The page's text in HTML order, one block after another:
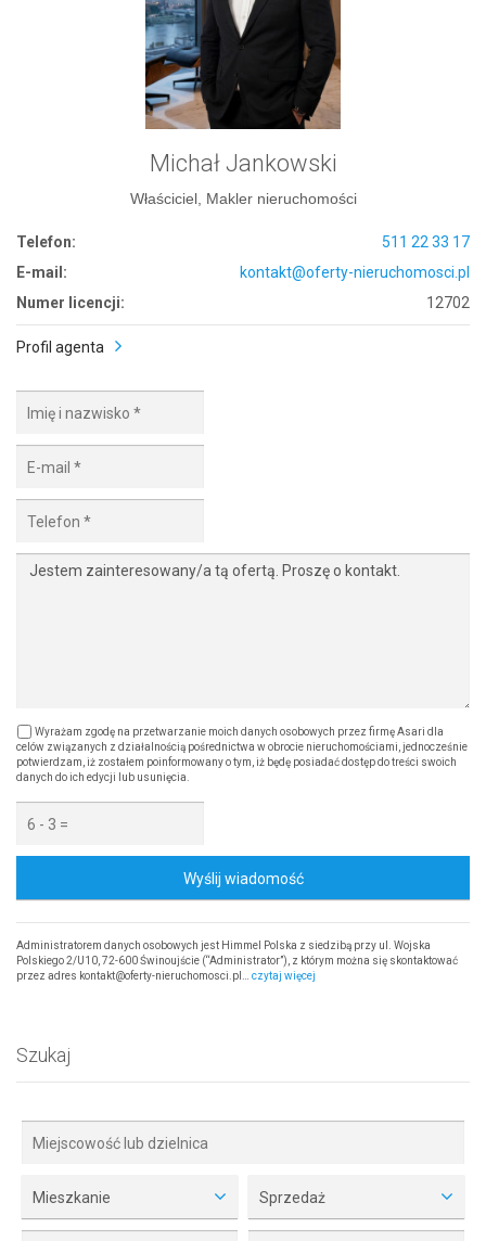
Michał Jankowski
Właściciel, Makler nieruchomości
Telefon:
511 22 33 17
E-mail:
kontakt@oferty-nieruchomosci.pl
Numer licencji:
12702
Profil agenta
Wyrażam zgodę na przetwarzanie moich danych osobowych przez firmę Asari dla
celów związanych z działalnością pośrednictwa w obrocie nieruchomościami, jednocześnie
potwierdzam, iż zostałem poinformowany o tym, iż będę posiadać dostęp do treści swoich
danych do ich edycji lub usunięcia.
Wyślij wiadomość
Administratorem danych osobowych jest Himmel Polska z siedzibą przy ul. Wojska
Polskiego 2/U10, 72-600 Świnoujście (“Administrator”), z którym można się skontaktować
przez adres kontakt@oferty-nieruchomosci.pl… czytaj więcej
Szukaj
Mieszkanie Sprzedaż